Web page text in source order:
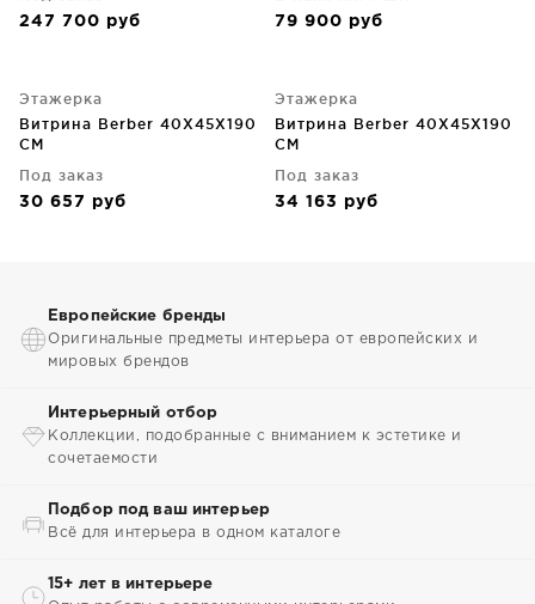
247 700 руб 79 900 руб
Этажерка
Витрина Berber 40X45X190
CM
Под заказ
30 657 руб
Этажерка
Витрина Berber 40X45X190
CM
Под заказ
34 163 руб
Европейские бренды
Оригинальные предметы интерьера от европейских и
мировых брендов
Интерьерный отбор
Коллекции, подобранные с вниманием к эстетике и
сочетаемости
Подбор под ваш интерьер
Всё для интерьера в одном каталоге
15+ лет в интерьере